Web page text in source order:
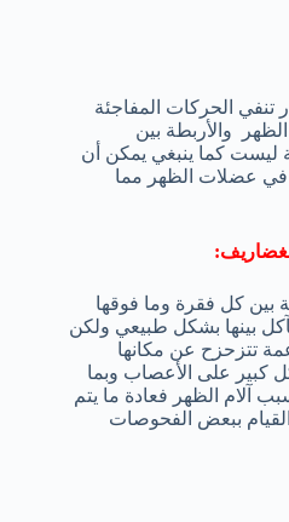
تنفي الحركات المفاجئة
والأربطة بين
ليست كما ينبغي يمكن أن
في عضلات الظهر مما
بين كل فقرة وما فوقها
بينها بشكل طبيعي ولكن
تتزحزح عن مكانها
كبير على الأعصاب وبما
آلام الظهر فعادة ما يتم
ببعض الفحوصات